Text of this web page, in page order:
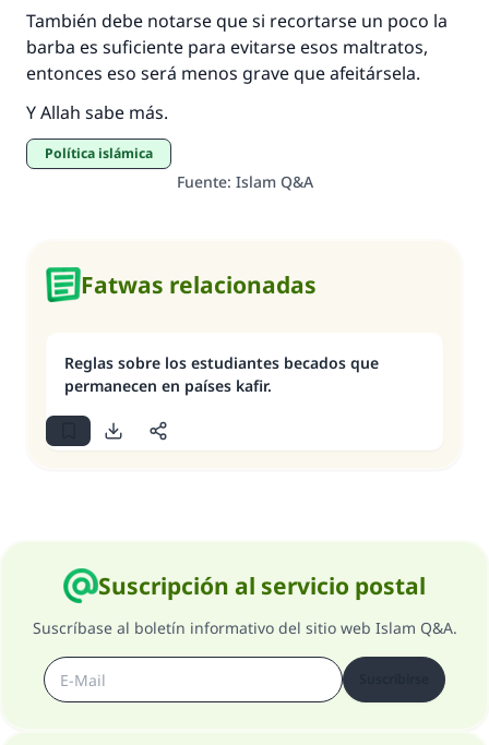
También debe notarse que si recortarse un poco la
barba es suficiente para evitarse esos maltratos,
entonces eso será menos grave que afeitársela.
Y Allah sabe más.
Política islámica
Fuente: Islam Q&A
Fatwas relacionadas
Reglas sobre los estudiantes becados que
permanecen en países kafir.
Suscripción al servicio postal
Suscríbase al boletín informativo del sitio web Islam Q&A.